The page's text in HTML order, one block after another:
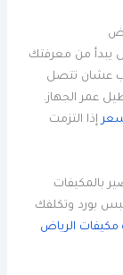
يبدأ من معرفتك
عشان تتصل
عمر الجهاز.
إذا التزمت
بالمكيفات
بورد وتكلفك
مكيفات الرياض